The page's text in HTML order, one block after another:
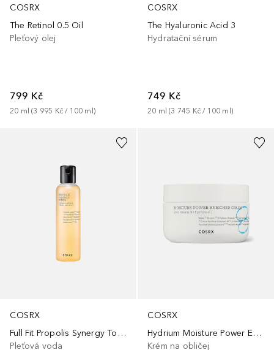
COSRX
The Retinol 0.5 Oil
Pleťový olej
799 Kč
20 ml (3 995 Kč / 100 ml )
COSRX
The Hyaluronic Acid 3
Hydratační sérum
749 Kč
20 ml (3 745 Kč / 100 ml )
COSRX
Full Fit Propolis Synergy Toner
Pleťová voda
COSRX
Hydrium Moisture Power Enriched Cream
Krém na obličej